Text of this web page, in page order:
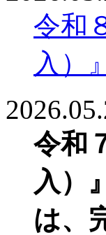
令和
入）
令和
入）
は、